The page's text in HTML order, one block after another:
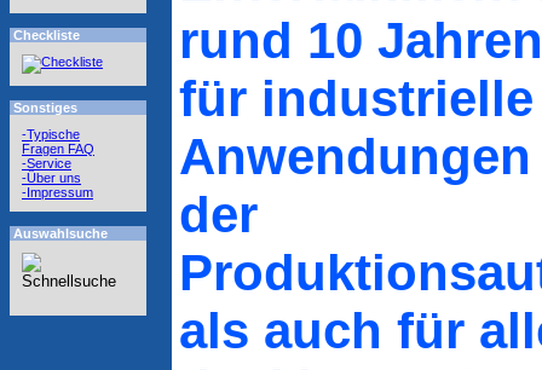
Checkliste
Sonstiges
-Typische
Fragen FAQ
-Service
-Über uns
-Impressum
Auswahlsuche
rund 10
für industrielle
der
als auch für